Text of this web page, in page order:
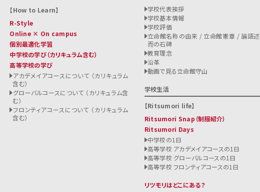
How to Learn
R-Style
Online × On campus
個別最適化学習
中学校の学び（カリキュラム含む）
高等学校の学び
アカデメイアコースについて （カリキュラム
含む）
グローバルコースについて （カリキュラム含
む）
フロンティアコースについて （カリキュラム
含む）
学校代表挨拶
学校基本情報
学校評価
立命館名称の由来 / 立命館憲章 / 論語述
而の石碑
教育理念
沿革
動画で見る立命館守山
学校生活
Ritsumori life
Ritsumori Snap（制服紹介）
Ritsumori Days
中学校の1日
高等学校 アカデメイアコースの1日
高等学校 グローバルコースの1日
高等学校 フロンティアコースの1日
リツモリはどこにある？